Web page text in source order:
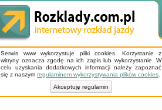
Serwis www wykorzystuje pliki cookies. Korzystanie z
witryny oznacza zgodę na ich zapis lub wykorzystanie. W
celu uzyskania dodatkowych informacji należy zapoznać
się z naszym regulaminem wykorzystywania plików cookies
Akceptuję regulamin